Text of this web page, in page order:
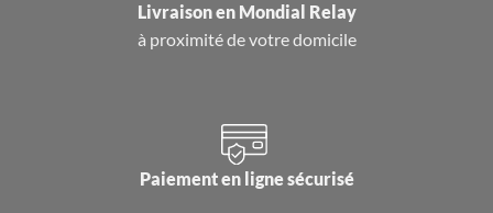
Livraison en Mondial Relay
à proximité de votre domicile
Paiement en ligne sécurisé